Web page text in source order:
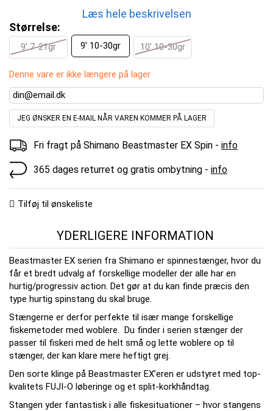
Læs hele beskrivelsen
Størrelse:
9' 7-21gr 9' 10-30gr 10' 10-30gr
Denne vare er ikke længere på lager
JEG ØNSKER EN E-MAIL NÅR VAREN KOMMER PÅ LAGER
Fri fragt på Shimano Beastmaster EX Spin - info
365 dages returret og gratis ombytning - info
Tilføj til ønskeliste
YDERLIGERE INFORMATION
Beastmaster EX serien fra Shimano er spinnestænger, hvor du
får et bredt udvalg af forskellige modeller der alle har en
hurtig/progressiv action. Det gør at du kan finde præcis den
type hurtig spinstang du skal bruge.
Stængerne er derfor perfekte til især mange forskellige
fiskemetoder med woblere. Du finder i serien stænger der
passer til fiskeri med de helt små og lette woblere op til
stænger, der kan klare mere heftigt grej.
Den sorte klinge på Beastmaster EX’eren er udstyret med top-
kvalitets FUJI-O løberinge og et split-korkhåndtag.
Stangen yder fantastisk i alle fiskesituationer – hvor stangens